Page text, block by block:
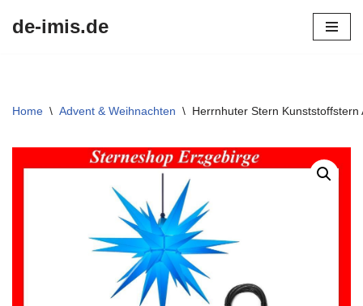
de-imis.de
Home \ Advent & Weihnachten \ Herrnhuter Stern